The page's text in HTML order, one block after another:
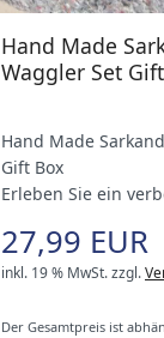
Hand Made
Waggler Set
Hand Made
Gift Box
Erleben Sie ein
27,99 EUR
inkl. 19 % MwSt.zzgl.
Der Gesamtpreis ist